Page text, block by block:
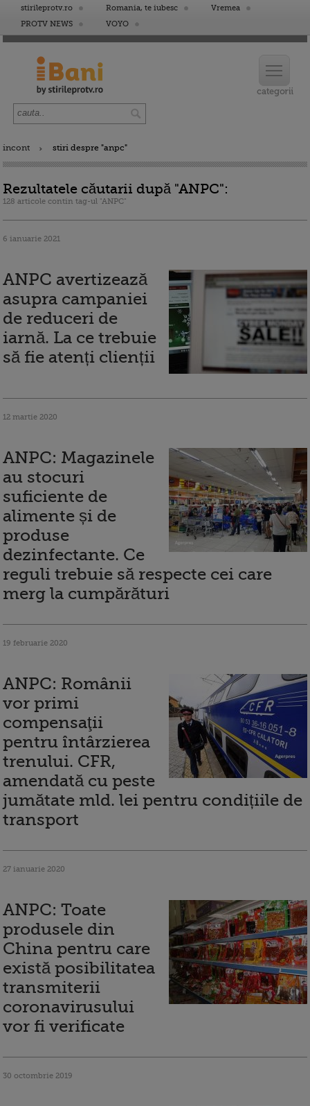
stirileprotv.ro Romania, te iubesc
Vremea
PROTV NEWS
VOYO
incont stiri despre "anpc"
Rezultatele căutarii după "ANPC":
128 articole contin tag-ul "ANPC"
6 ianuarie 2021
ANPC avertizează
asupra campaniei
de reduceri de
iarnă. La ce trebuie
să fie atenți clienții
12 martie 2020
ANPC: Magazinele
au stocuri
suficiente de
alimente și de
produse
dezinfectante. Ce
reguli trebuie să respecte cei care
merg la cumpărături
19 februarie 2020
ANPC: Românii
vor primi
compensaţii
pentru întârzierea
trenului. CFR,
amendată cu peste
jumătate mld. lei pentru condițiile de
transport
27 ianuarie 2020
ANPC: Toate
produsele din
China pentru care
există posibilitatea
transmiterii
coronavirusului
vor fi verificate
30 octombrie 2019